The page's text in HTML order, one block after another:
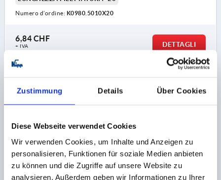
Zustimmung Details Über Cookies
Diese Webseite verwendet Cookies
Wir verwenden Cookies, um Inhalte und Anzeigen zu
personalisieren, Funktionen für soziale Medien anbieten
zu können und die Zugriffe auf unsere Website zu
analysieren. Außerdem geben wir Informationen zu Ihrer
Numero d’ordine: K0980.5010X20
6,84 CHF
+ IVA
DETTAGLI
POMELLO A TRE LOBI ERGONOMICO D=M10X25
D1=53,8 H=41, FORMA:L PLASTICA, GRIGIO NERASTRO